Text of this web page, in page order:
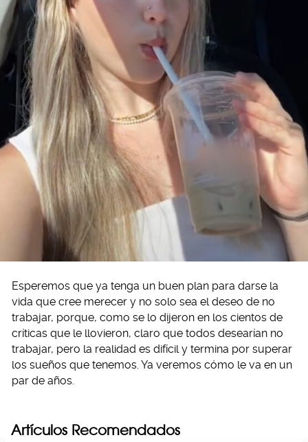
Esperemos que ya tenga un buen plan para darse la
vida que cree merecer y no solo sea el deseo de no
trabajar, porque, como se lo dijeron en los cientos de
críticas que le llovieron, claro que todos desearían no
trabajar, pero la realidad es difícil y termina por superar
los sueños que tenemos. Ya veremos cómo le va en un
par de años.
Artículos Recomendados